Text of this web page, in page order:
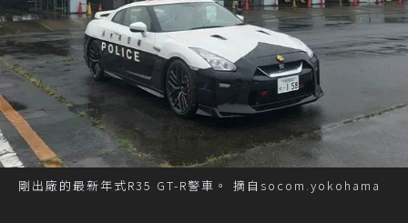
剛出廠的最新年式R35 GT-R警車。 摘自socom.yokohama